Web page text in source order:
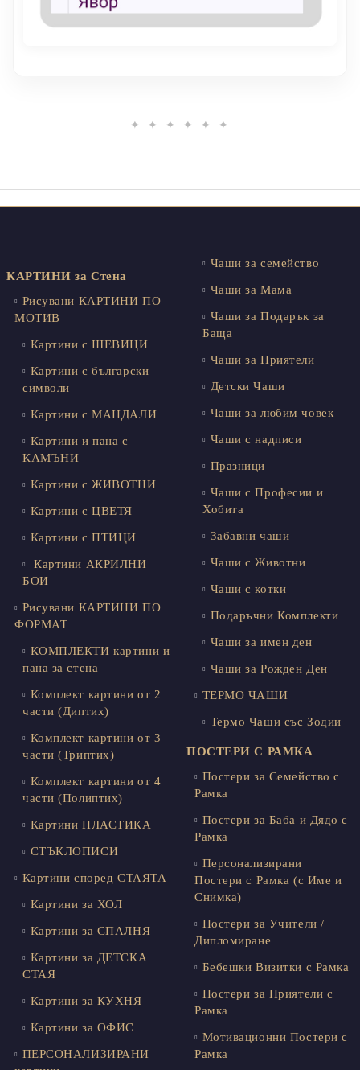
✦ ✦ ✦ ✦ ✦ ✦
КАРТИНИ за Стена
Рисувани КАРТИНИ ПО
МОТИВ
Картини с ШЕВИЦИ
Картини с български
символи
Картини с МАНДАЛИ
Картини и пана с
КАМЪНИ
Картини с ЖИВОТНИ
Картини с ЦВЕТЯ
Картини с ПТИЦИ
Картини АКРИЛНИ
БОИ
Рисувани КАРТИНИ ПО
ФОРМАТ
КОМПЛЕКТИ картини и
пана за стена
Комплект картини от 2
части (Диптих)
Комплект картини от 3
части (Триптих)
Комплект картини от 4
части (Полиптих)
Картини ПЛАСТИКА
СТЪКЛОПИСИ
Картини според СТАЯТА
Картини за ХОЛ
Картини за СПАЛНЯ
Картини за ДЕТСКА
СТАЯ
Картини за КУХНЯ
Картини за ОФИС
ПЕРСОНАЛИЗИРАНИ
Чаши за семейство
Чаши за Мама
Чаши за Подарък за
Баща
Чаши за Приятели
Детски Чаши
Чаши за любим човек
Чаши с надписи
Празници
Чаши с Професии и
Хобита
Забавни чаши
Чаши с Животни
Чаши с котки
Подаръчни Комплекти
Чаши за имен ден
Чаши за Рожден Ден
ТЕРМО ЧАШИ
Термо Чаши със Зодии
ПОСТЕРИ С РАМКА
Постери за Семейство с
Рамка
Постери за Баба и Дядо с
Рамка
Персонализирани
Постери с Рамка (с Име и
Снимка)
Постери за Учители /
Дипломиране
Бебешки Визитки с Рамка
Постери за Приятели с
Рамка
Мотивационни Постери с
Рамка